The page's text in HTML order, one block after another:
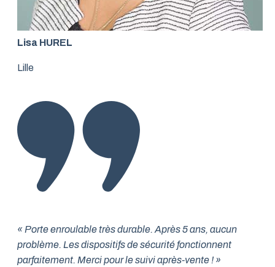
Lisa HUREL
Lille
« Porte enroulable très durable. Après 5 ans, aucun
problème. Les dispositifs de sécurité fonctionnent
parfaitement. Merci pour le suivi après-vente ! »